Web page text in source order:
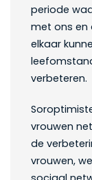
periode
met ons en
elkaar
verbeteren.
vrouwen
de
vrouwen,